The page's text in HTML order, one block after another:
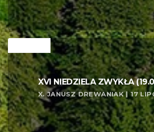
XVI NIEDZIELA ZWYKŁA
X. JANUSZ DREWANIAK | 17